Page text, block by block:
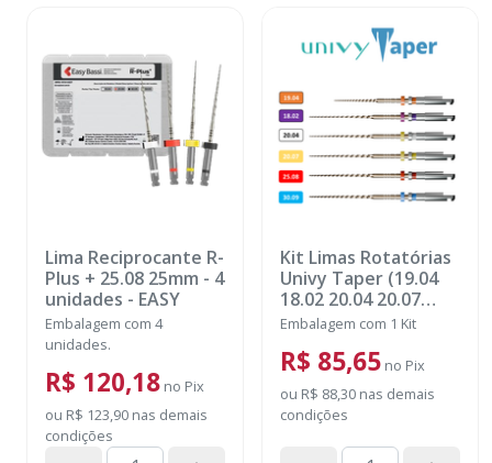
Lima Reciprocante R-
Plus + 25.08 25mm - 4
unidades - EASY
Embalagem com 4
unidades.
R$ 120,18 no Pix
ou R$ 123,90 nas demais
condições
Kit Limas Rotatórias
Univy Taper (19.04
18.02 20.04 20.07
25.08 30.09) 25mm - 6
Embalagem com 1 Kit
R$ 85,65 no Pix
ou R$ 88,30 nas demais
condições